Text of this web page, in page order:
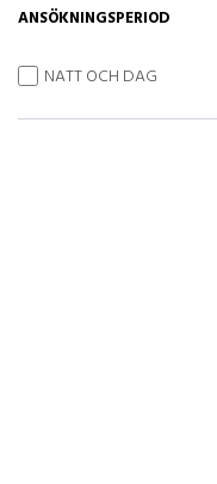
ANSÖKNINGSPERIOD
NATT OCH DAG